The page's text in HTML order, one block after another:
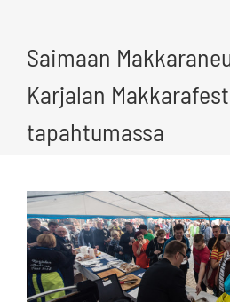
Saimaan
Karjalan
tapahtumassa
Katso
kuvaa
isompana